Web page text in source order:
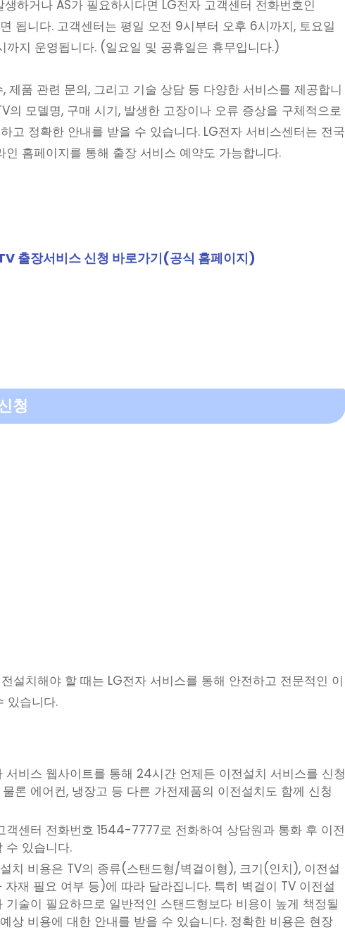
하거나 AS가 필요하시다면 LG전자 고객센터 전화번호인
됩니다. 고객센터는 평일 오전 9시부터 오후 6시까지, 토요일
까지 운영됩니다. (일요일 및 공휴일은 휴무입니다.)
제품 관련 문의, 그리고 기술 상담 등 다양한 서비스를 제공합니
의 모델명, 구매 시기, 발생한 고장이나 오류 증상을 구체적으로
고 정확한 안내를 받을 수 있습니다. LG전자 서비스센터는 전국
인 홈페이지를 통해 출장 서비스 예약도 가능합니다.
출장서비스 신청 바로가기(공식 홈페이지)
청
설치해야 할 때는 LG전자 서비스를 통해 안전하고 전문적인 이
있습니다.
서비스 웹사이트를 통해 24시간 언제든 이전설치 서비스를 신청
론 에어컨, 냉장고 등 다른 가전제품의 이전설치도 함께 신청
객센터 전화번호 1544-7777로 전화하여 상담원과 통화 후 이전
수 있습니다.
치 비용은 TV의 종류(스탠드형/벽걸이형), 크기(인치), 이전설
재 필요 여부 등)에 따라 달라집니다. 특히 벽걸이 TV 이전설
기술이 필요하므로 일반적인 스탠드형보다 비용이 높게 책정될
상 비용에 대한 안내를 받을 수 있습니다. 정확한 비용은 현장